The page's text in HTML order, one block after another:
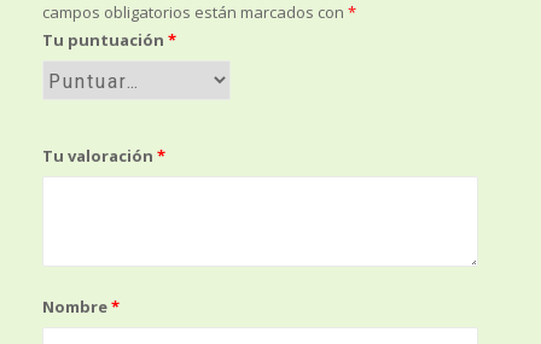
campos obligatorios están marcados con *
Tu puntuación *
Tu valoración *
Nombre*